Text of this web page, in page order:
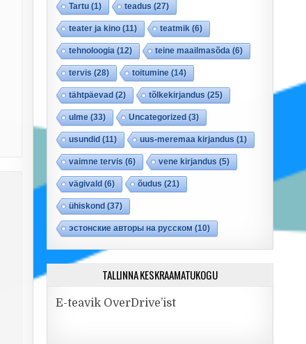
Tartu(1) teadus(27)
teater ja kino(11) teatmik(6)
tehnoloogia (12) teine maailmasõda (6)
tervis(28) toitumine(14)
tähtpäevad(2) tõlkekirjandus(25)
ulme(33) Uncategorized(3)
usundid(11) uus-meremaa kirjandus(1)
vaimne tervis(6) vene kirjandus(5)
vägivald(6) õudus(21)
ühiskond(37)
эстонские авторы на русском(10)
TALLINNA KESKRAAMATUKOGU
E-teavik OverDrive’ist